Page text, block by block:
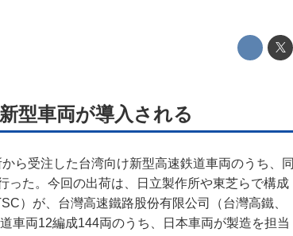
型車両が導入される
ら受注した台湾向け新型高速鉄道車両のうち、同
った。今回の出荷は、日立製作所や東芝らで構成
）が、台灣高速鐵路股份有限公司（台灣高鐵、
車両12編成144両のうち、日本車両が製造を担当